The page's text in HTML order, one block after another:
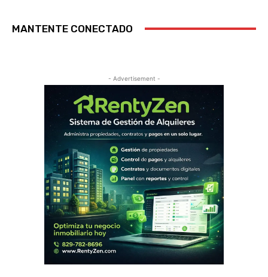
MANTENTE CONECTADO
- Advertisement -